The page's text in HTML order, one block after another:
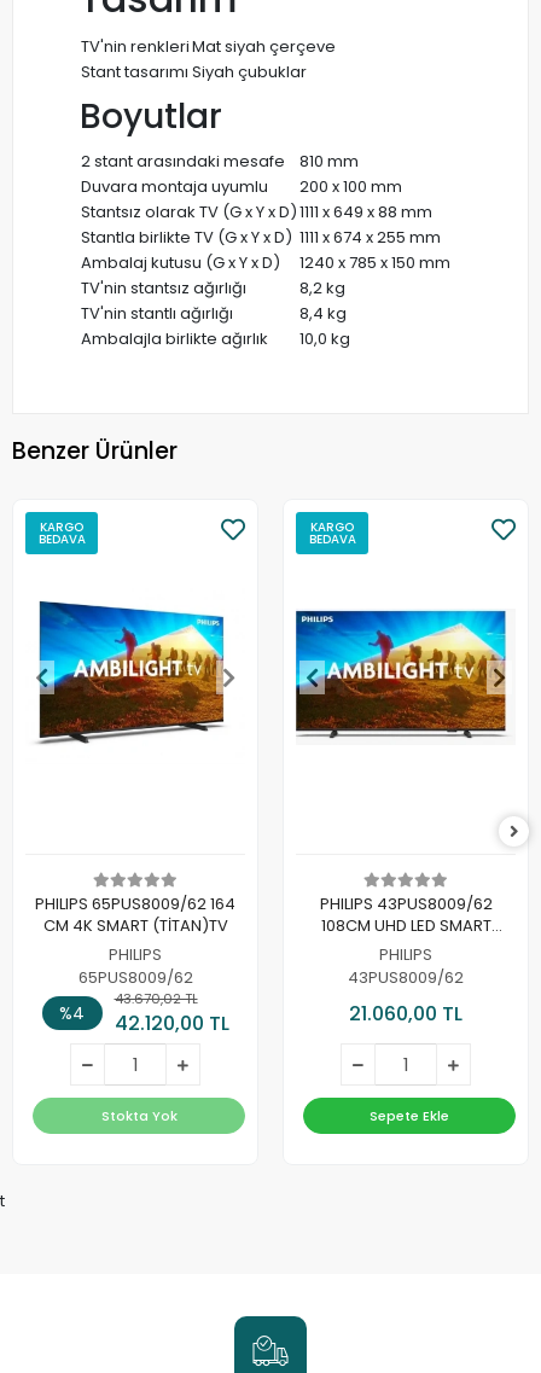
TV'nin renkleriMat siyah çerçeve
Stant tasarımı Siyah çubuklar
Boyutlar
2 stant arasındaki mesafe
810 mm
Duvara montaja uyumlu
200 x 100 mm
Stantsız olarak TV (G x Y x D)1111 x 649 x 88 mm
Stantla birlikte TV (G x Y x D) 1111 x 674 x 255 mm
Ambalaj kutusu (G x Y x D)
1240 x 785 x 150 mm
TV'nin stantsız ağırlığı
8,2 kg
TV'nin stantlı ağırlığı
8,4 kg
Ambalajla birlikte ağırlık
10,0 kg
Benzer Ürünler
KARGO
BEDAVA
PHILIPS 65PUS8009/62 164
CM 4K SMART (TİTAN)TV
PHILIPS
65PUS8009/62
%4
43.670,02 TL
42.120,00 TL
Stokta Yok
KARGO
BEDAVA
PHILIPS 43PUS8009/62
108CM UHD LED SMART
(TİTAN)TV
PHILIPS
43PUS8009/62
21.060,00 TL
Sepete Ekle
t